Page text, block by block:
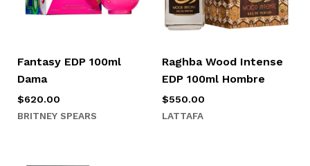
Fantasy EDP 100ml
Dama
$620.00
BRITNEY SPEARS
Raghba Wood Intense
EDP 100ml Hombre
$550.00
LATTAFA